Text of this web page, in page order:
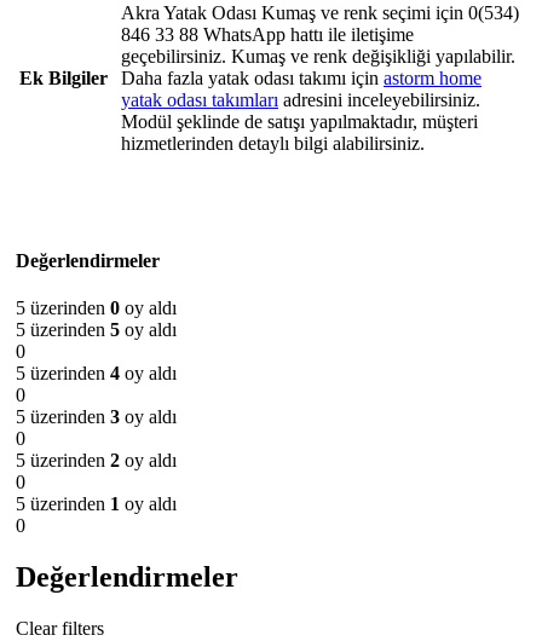
Ek Bilgiler
Akra Yatak Odası Kumaş ve renk seçimi için 0(534)
846 33 88 WhatsApp hattı ile iletişime
geçebilirsiniz. Kumaş ve renk değişikliği yapılabilir.
Daha fazla yatak odası takımı için astorm home
yatak odası takımları adresini inceleyebilirsiniz.
Modül şeklinde de satışı yapılmaktadır, müşteri
hizmetlerinden detaylı bilgi alabilirsiniz.
Değerlendirmeler
5 üzerinden 0 oy aldı
5 üzerinden 5 oy aldı
0
5 üzerinden 4 oy aldı
0
5 üzerinden 3 oy aldı
0
5 üzerinden 2 oy aldı
0
5 üzerinden 1 oy aldı
0
Değerlendirmeler
Clear filters